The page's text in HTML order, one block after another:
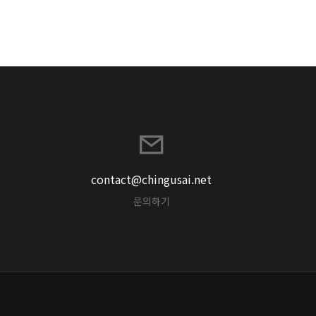
contact@chingusai.net
문의하기